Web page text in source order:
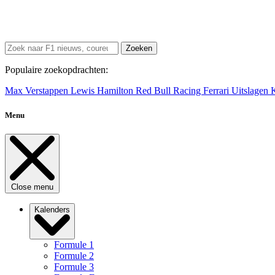
Zoeken
Populaire zoekopdrachten:
Max Verstappen Lewis Hamilton Red Bull Racing Ferrari Uitslagen
Menu
Close menu
Kalenders
Formule 1
Formule 2
Formule 3